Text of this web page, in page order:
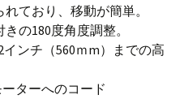
ており、移動が簡単。
の180度角度調整。
ンチ（560ｍm）までの高
ターへのコード